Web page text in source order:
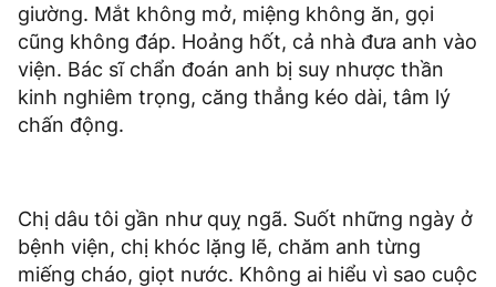
giường. Mắt không mở, miệng không ăn, gọi
cũng không đáp. Hoảng hốt, cả nhà đưa anh vào
viện. Bác sĩ chẩn đoán anh bị suy nhược thần
kinh nghiêm trọng, căng thẳng kéo dài, tâm lý
chấn động.
Chị dâu tôi gần như quỵ ngã. Suốt những ngày ở
bệnh viện, chị khóc lặng lẽ, chăm anh từng
miếng cháo, giọt nước. Không ai hiểu vì sao cuộc